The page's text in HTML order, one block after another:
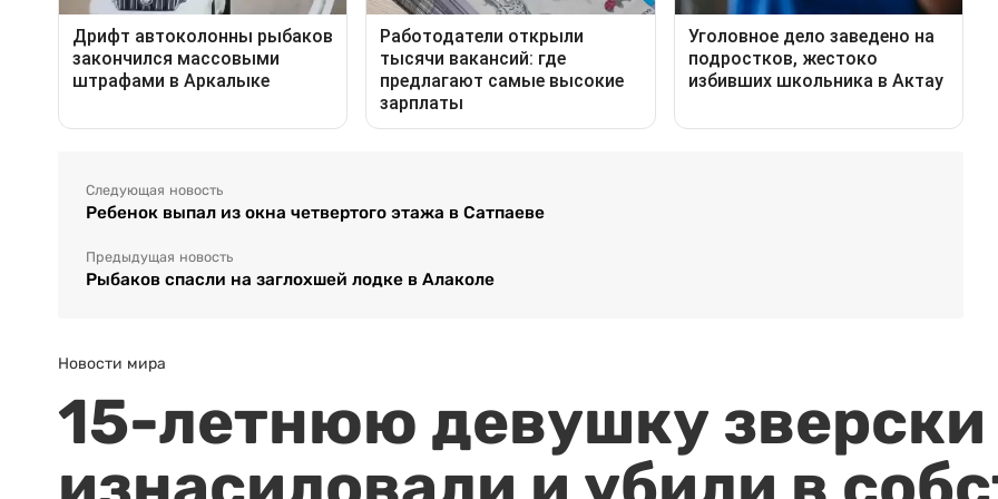
Следующая новость
Ребенок выпал из окна четвертого этажа в Сатпаеве
Предыдущая новость
Рыбаков спасли на заглохшей лодке в Алаколе
Новости мира
15-летнюю девушку зверски